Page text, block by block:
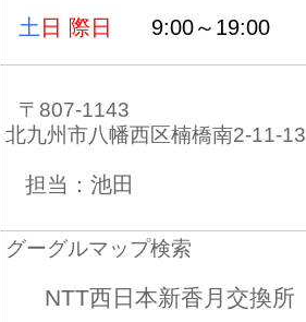
土 日 際日 9:00～19:00
〒807-1143
北九州市八幡西区楠橋南2-11-13
担当：池田
グーグルマップ検索
NTT西日本新香月交換所